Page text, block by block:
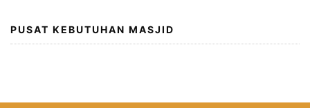
PUSAT KEBUTUHAN MASJID